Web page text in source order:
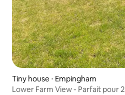
Tiny house ⋅ Empingham
Lower Farm View - Parfait pour 2